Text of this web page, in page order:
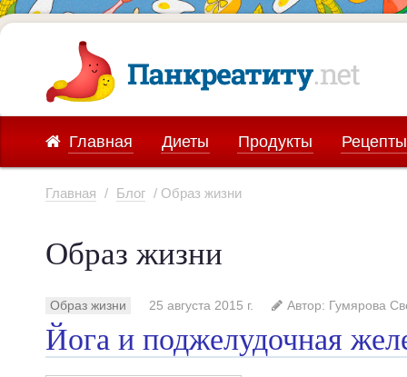
Главная Диеты Продукты Рецепты
Главная / Блог / Образ жизни
Образ жизни
Образ жизни 25 августа 2015 г. Автор: Гумярова
Йога и поджелудочная